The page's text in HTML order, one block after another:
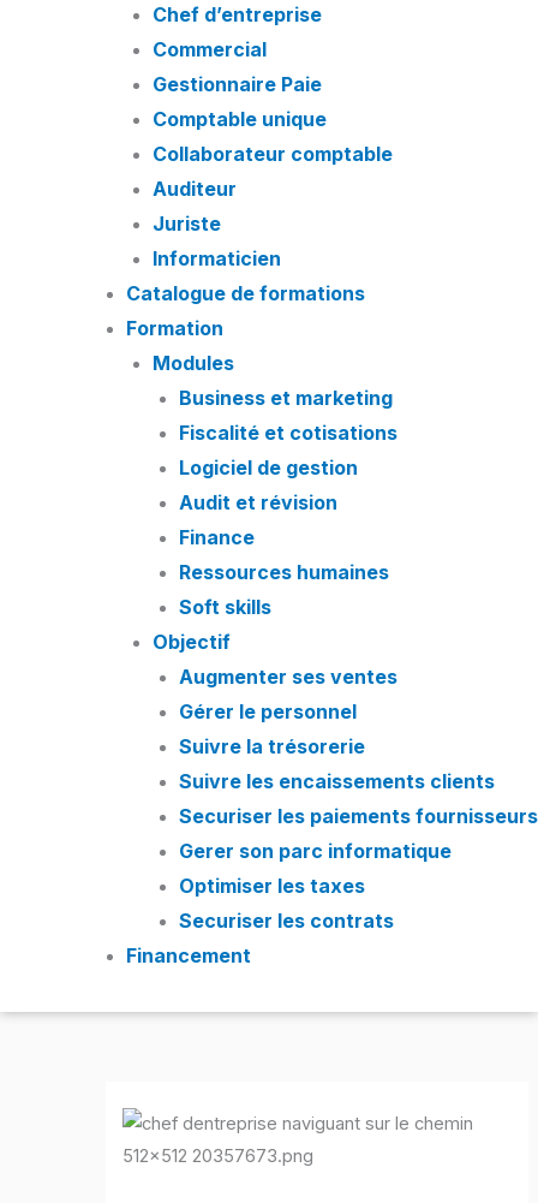
Chef d’entreprise
Commercial
Gestionnaire Paie
Comptable unique
Collaborateur comptable
Auditeur
Juriste
Informaticien
Catalogue de formations
Formation
Modules
Business et marketing
Fiscalité et cotisations
Logiciel de gestion
Audit et révision
Finance
Ressources humaines
Soft skills
Objectif
Augmenter ses ventes
Gérer le personnel
Suivre la trésorerie
Suivre les encaissements clients
Securiser les paiements fournisseurs
Gerer son parc informatique
Optimiser les taxes
Securiser les contrats
Financement